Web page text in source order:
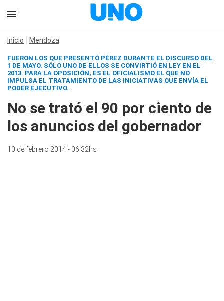
Inicio Mendoza
FUERON LOS QUE PRESENTÓ PÉREZ DURANTE EL DISCURSO DEL
1 DE MAYO. SÓLO UNO DE ELLOS SE CONVIRTIÓ EN LEY EN EL
2013. PARA LA OPOSICIÓN, ES EL OFICIALISMO EL QUE NO
IMPULSA EL TRATAMIENTO DE LAS INICIATIVAS QUE ENVÍA EL
PODER EJECUTIVO.
No se trató el 90 por ciento de
los anuncios del gobernador
10 de febrero 2014 - 06:32hs